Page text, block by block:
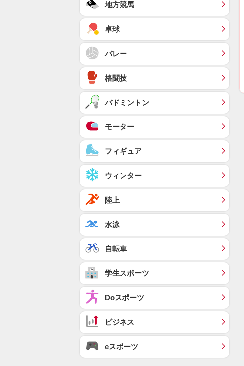
地方競馬
卓球
バレー
格闘技
バドミントン
モーター
フィギュア
ウィンター
陸上
水泳
自転車
学生スポーツ
Doスポーツ
ビジネス
eスポーツ